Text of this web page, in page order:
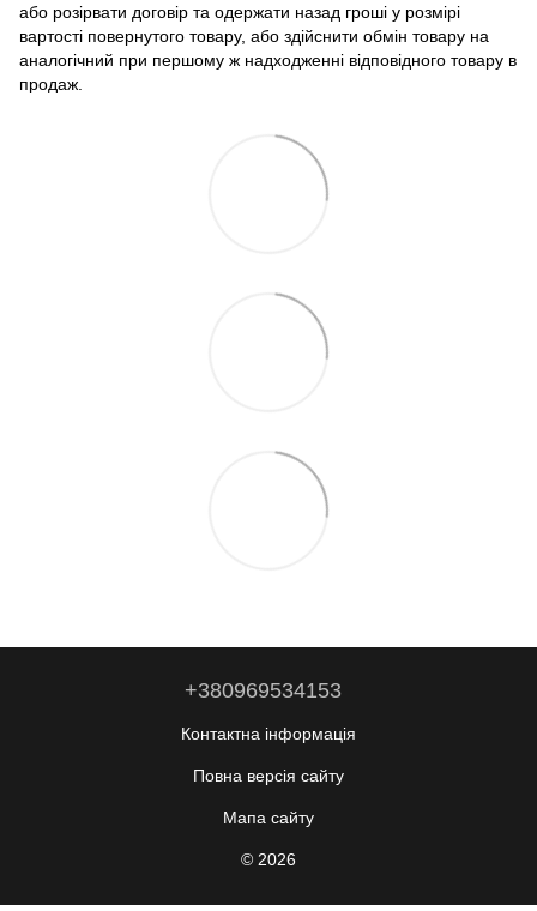
або розірвати договір та одержати назад гроші у розмірі
вартості повернутого товару, або здійснити обмін товару на
аналогічний при першому ж надходженні відповідного товару в
продаж.
+380969534153
Контактна інформація
Повна версія сайту
Мапа сайту
© 2026